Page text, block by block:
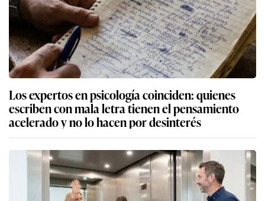
Los expertos en psicología coinciden: quienes
escriben con mala letra tienen el pensamiento
acelerado y no lo hacen por desinterés